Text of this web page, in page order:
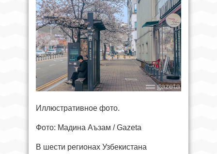
Иллюстративное фото.
Фото: Мадина Аъзам / Gazeta
В шести регионах Узбекистана